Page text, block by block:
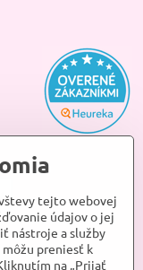
tejto webovej
údajov o jej
nástroje a služby
preniesť k
na „Prijať